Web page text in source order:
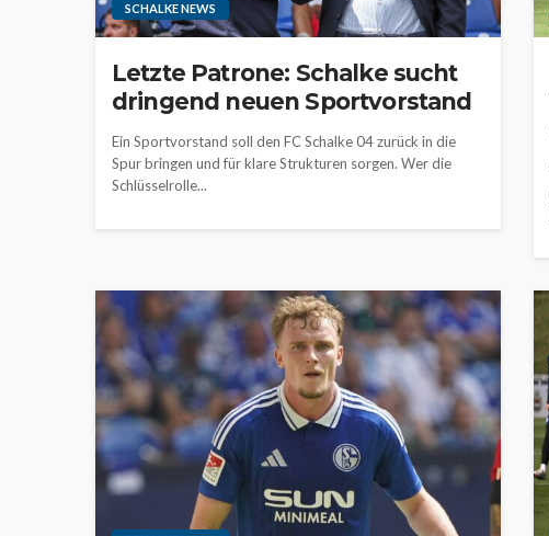
SCHALKE NEWS
Letzte Patrone: Schalke sucht
dringend neuen Sportvorstand
Ein Sportvorstand soll den FC Schalke 04 zurück in die
Spur bringen und für klare Strukturen sorgen. Wer die
Schlüsselrolle...